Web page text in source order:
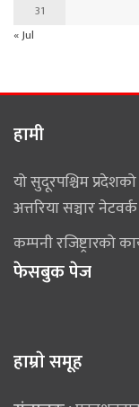
31
« Jul
हामी
यो सुदूरपश्चिम
अत्तरिया सञ्चार
कम्पनी रजिष्ट्रारको
फेसबुक पेज
हाम्राे समूह